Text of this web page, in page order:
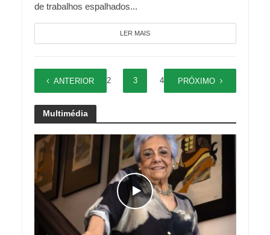
de trabalhos espalhados...
LER MAIS
ANTERIOR
1 2 3 4 5
PRÓXIMO
Multimédia